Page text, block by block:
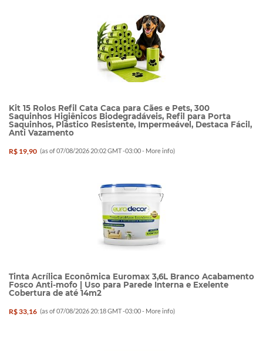
Kit 15 Rolos Refil Cata Caca para Cães e Pets, 300
Saquinhos Higiênicos Biodegradáveis, Refil para Porta
Saquinhos, Plástico Resistente, Impermeável, Destaca Fácil,
Anti Vazamento
R$ 19,90 (as of 07/08/2026 20:02 GMT -03:00 - More info)
Tinta Acrílica Econômica Euromax 3,6L Branco Acabamento
Fosco Anti-mofo | Uso para Parede Interna e Exelente
Cobertura de até 14m2
R$ 33,16 (as of 07/08/2026 20:18 GMT -03:00 - More info)